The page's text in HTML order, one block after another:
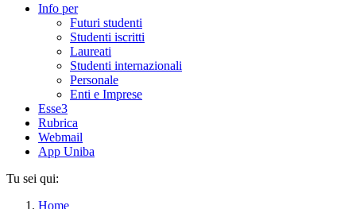
Info per
Futuri studenti
Studenti iscritti
Laureati
Studenti internazionali
Personale
Enti e Imprese
Esse3
Rubrica
Webmail
App Uniba
Tu sei qui:
Home